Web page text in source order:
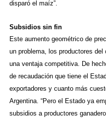
disparó el maíz”.
Subsidios sin fin
Este aumento geométrico de
un problema, los productores
una ventaja competitiva. De
de recaudación que tiene el
exportadores y cuanto más
Argentina. “Pero el Estado ya
subsidios a productores